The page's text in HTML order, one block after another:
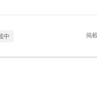
中 掲